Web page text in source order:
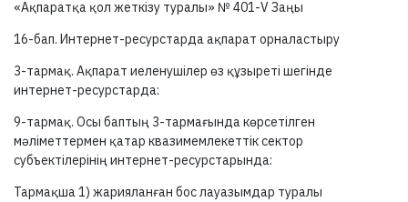
«Ақпаратқа қол жеткізу туралы» № 401-V Заңы
16-бап. Интернет-ресурстарда ақпарат орналастыру
3-тармақ. Ақпарат иеленушілер өз құзыреті шегінде
интернет-ресурстарда:
9-тармақ. Осы баптың 3-тармағындакөрсетілген
мәліметтермен қатар квазимемлекеттік сектор
субъектілерінің интернет-ресурстарында:
Тармақша 1) жарияланған бос лауазымдар туралы